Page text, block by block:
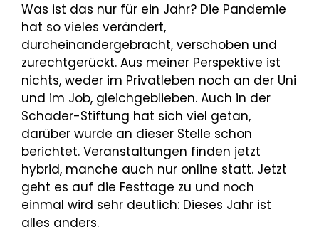
Was ist das nur für ein Jahr? Die Pandemie
hat so vieles verändert,
durcheinandergebracht, verschoben und
zurechtgerückt. Aus meiner Perspektive ist
nichts, weder im Privatleben noch an der Uni
und im Job, gleichgeblieben. Auch in der
Schader-Stiftung hat sich viel getan,
darüber wurde an dieser Stelle schon
berichtet. Veranstaltungen finden jetzt
hybrid, manche auch nur online statt. Jetzt
geht es auf die Festtage zu und noch
einmal wird sehr deutlich: Dieses Jahr ist
alles anders.